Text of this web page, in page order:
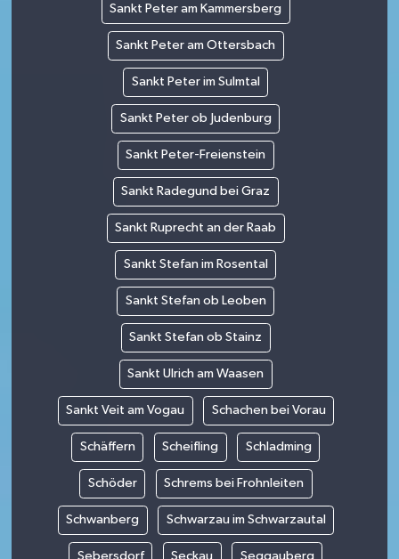
Sankt Peter am Kammersberg
Sankt Peter am Ottersbach
Sankt Peter im Sulmtal
Sankt Peter ob Judenburg
Sankt Peter-Freienstein
Sankt Radegund bei Graz
Sankt Ruprecht an der Raab
Sankt Stefan im Rosental
Sankt Stefan ob Leoben
Sankt Stefan ob Stainz
Sankt Ulrich am Waasen
Sankt Veit am Vogau Schachen bei Vorau
Schäffern Scheifling Schladming
Schöder Schrems bei Frohnleiten
Schwanberg Schwarzau im Schwarzautal
Sebersdorf Seckau Seggauberg